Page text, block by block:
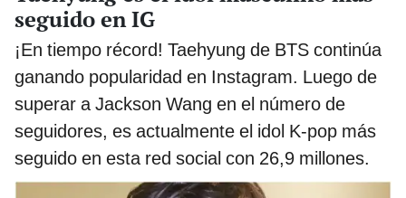
seguido en IG
¡En tiempo récord! Taehyung de BTS continúa
ganando popularidad en Instagram. Luego de
superar a Jackson Wang en el número de
seguidores, es actualmente el idol K-pop más
seguido en esta red social con 26,9 millones.